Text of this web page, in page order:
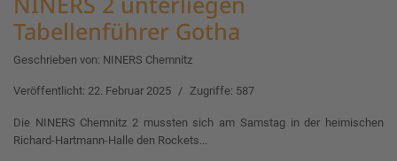
Tabellenführer Gotha
Geschrieben von: NINERS Chemnitz
Veröffentlicht: 22. Februar 2025 Zugriffe: 587
Die NINERS Chemnitz 2 mussten sich am Samstag in der heimischen
Richard-Hartmann-Halle den Rockets...